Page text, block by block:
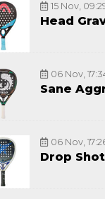
15 Nov,
Head
06 Nov,
Sane
06 Nov,
Drop